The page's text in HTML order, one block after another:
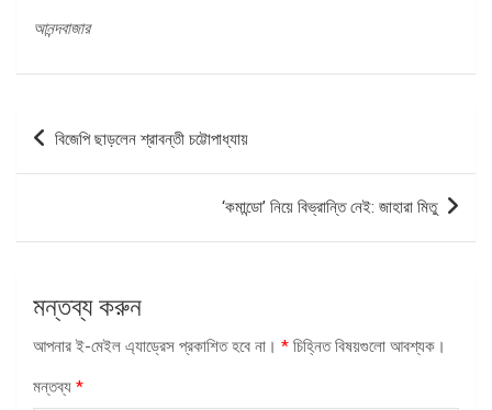
আনন্দবাজার
পোস্ট
ন্যাভিগেশন
বিজেপি ছাড়লেন শ্রাবন্তী চট্টোপাধ্যায়
‘কমান্ডো’ নিয়ে বিভ্রান্তি নেই: জাহারা মিতু
মন্তব্য করুন
আপনার ই-মেইল এ্যাড্রেস প্রকাশিত হবে না। * চিহ্নিত বিষয়গুলো আবশ্যক।
মন্তব্য *